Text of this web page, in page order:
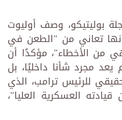
بوليتيكو، وصف أوليوت
تعاني من "الطعن في
من الأخطاء"، مؤكدًا أن
مجرد شأنا داخليًا، بل
للرئيس ترامب، الذي
العسكرية العليا"،